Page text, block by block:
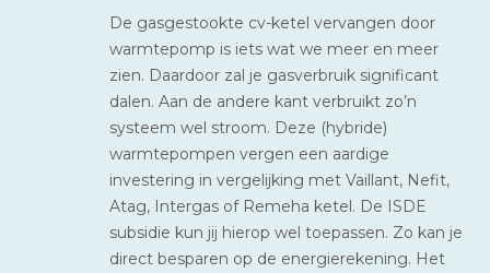
De gasgestookte cv-ketel vervangen door
warmtepomp is iets wat we meer en meer
zien. Daardoor zal je gasverbruik significant
dalen. Aan de andere kant verbruikt zo’n
systeem wel stroom. Deze (hybride)
warmtepompen vergen een aardige
investering in vergelijking met Vaillant, Nefit,
Atag, Intergas of Remeha ketel. De ISDE
subsidie kun jij hierop wel toepassen. Zo kan je
direct besparen op de energierekening. Het